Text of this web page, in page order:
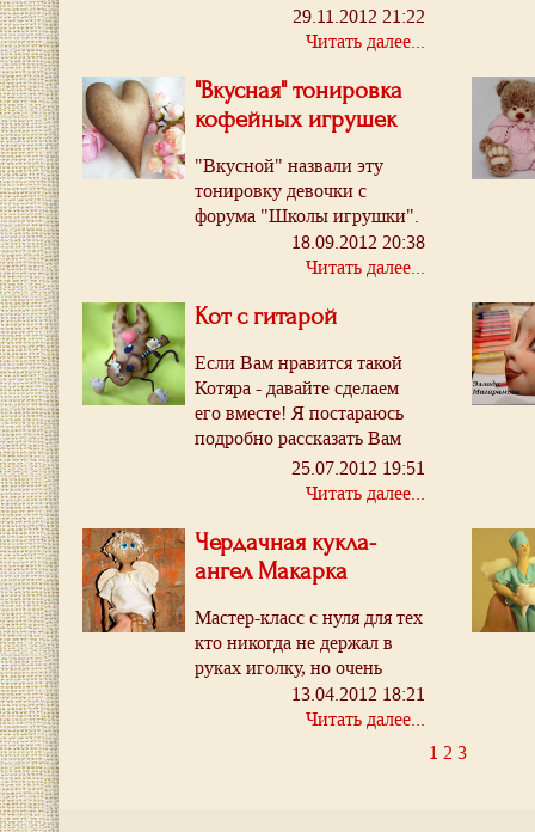
29.11.2012 21:22
Читать далее...
"Вкусная" тонировка
кофейных игрушек
"Вкусной" назвали эту
тонировку девочки с
форума "Школы игрушки".
Такая тонировка не только
красиво выглядит...
18.09.2012 20:38
Читать далее...
Кот с гитарой
Если Вам нравится такой
Котяра - давайте сделаем
его вместе! Я постараюсь
подробно рассказать Вам
основные моменты сборки,
тонировки и росписи
25.07.2012 19:51
Читать далее...
Чердачная кукла-
ангел Макарка
Мастер-класс с нуля для тех
кто никогда не держал в
руках иголку, но очень
хочет сшить куклу.13.04.2012 18:21
Читать далее...
1 2 3